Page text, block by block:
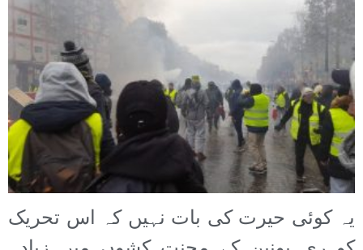
یہ کوئی حیرت کی بات نہیں کہ اس تحریک